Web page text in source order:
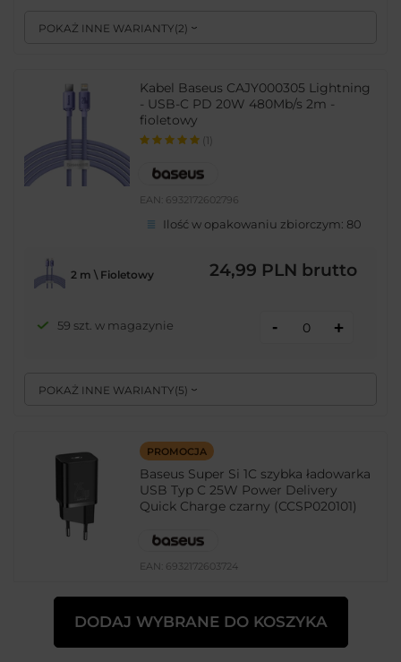
POKAŻ INNE WARIANTY(2)
Kabel Baseus CAJY000305 Lightning
- USB-C PD 20W 480Mb/s 2m -
fioletowy
(1)
EAN: 6932172602796
Ilość w opakowaniu zbiorczym: 80
POKAŻ INNE WARIANTY(5)
2 m \ Fioletowy 24,99 PLN brutto
59 szt. w magazynie - +
PROMOCJA
Baseus Super Si 1C szybka ładowarka
USB Typ C 25W Power Delivery
Quick Charge czarny (CCSP020101)
EAN: 6932172603724
DODAJ WYBRANE DO KOSZYKA